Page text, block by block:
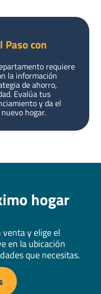
Paso con
requiere
la información
de ahorro,
Evalúa tus
y da el
hogar.
hogar
y elige el
en la ubicación
que necesitas.